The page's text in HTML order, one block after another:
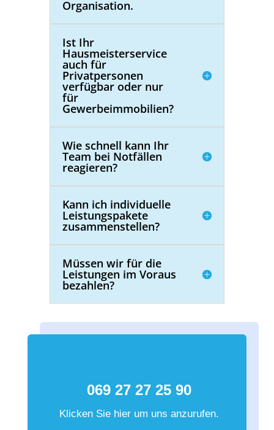
Organisation.
Ist Ihr
Hausmeisterservice
auch für
Privatpersonen
verfügbar oder nur
für
Gewerbeimmobilien?
Wie schnell kann Ihr
Team bei Notfällen
reagieren?
Kann ich individuelle
Leistungspakete
zusammenstellen?
Müssen wir für die
Leistungen im Voraus
bezahlen?
069 27 27 25 90
Klicken Sie hier um uns anzurufen.